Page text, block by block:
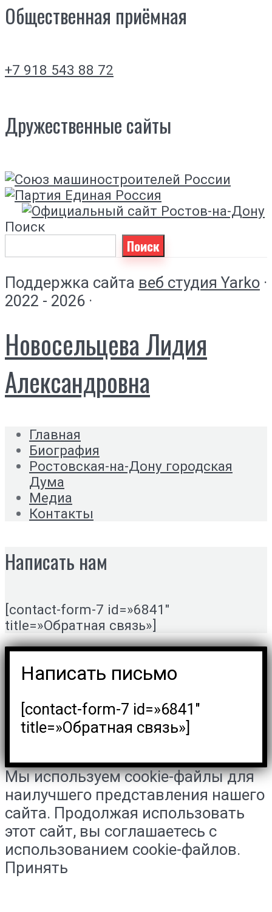
Общественная приёмная
+7 918 543 88 72
Дружественные сайты
Поиск
Поиск
Поддержка сайта веб студия Yarko ·
2022 - 2026 ·
Новосельцева Лидия
Александровна
Главная
Биография
Ростовская-на-Дону городская
Дума
Медиа
Контакты
Написать нам
[contact-form-7 id=»6841″
title=»Обратная связь»]
Написать письмо
[contact-form-7 id=»6841″
title=»Обратная связь»]
Мы используем cookie-файлы для
наилучшего представления нашего
сайта. Продолжая использовать
этот сайт, вы соглашаетесь с
использованием cookie-файлов.
Принять